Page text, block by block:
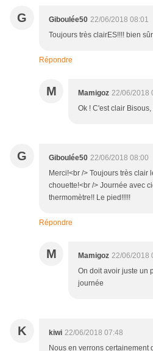
G Giboulée50 22/06/2018 08:01
Toujours très clairES!!!! bien
Répondre
M Mamigoz 22/06/2018
Ok ! C'est clair
G Giboulée50 22/06/2018 08:00
Merci!<br /> Toujours très clair
chouette!<br /> Journée avec
thermomètre!! Le pied!!!!!
Répondre
M Mamigoz 22/06/2018
On doit avoir juste un
journée
K kiwi 22/06/2018 07:48
Nous en verrons certainement